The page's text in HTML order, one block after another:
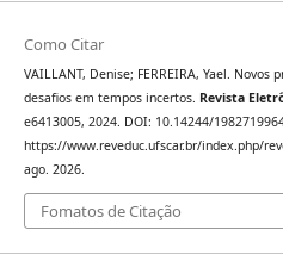
Como Citar
VAILLANT, Denise; FERREIRA, Yael.
desafios em tempos incertos. Revista
e6413005, 2024. DOI: 10.14244/
https://www.reveduc.ufscar.br/index.php/
ago. 2026.
Fomatos de Citação